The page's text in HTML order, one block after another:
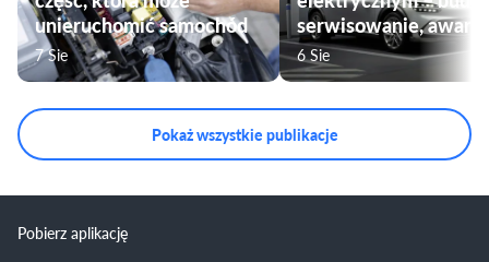
unieruchomić samochód
7 Sie
serwisowanie, awarie
6 Sie
Pokaż wszystkie publikacje
Pobierz aplikację